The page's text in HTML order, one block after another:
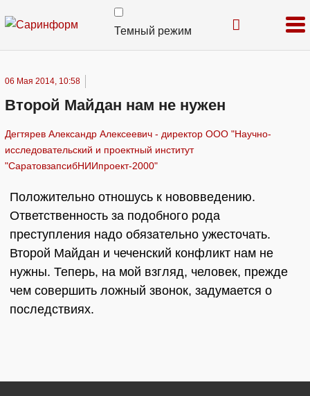
Темный режим
06 Мая 2014, 10:58
Второй Майдан нам не нужен
Дегтярев Александр Алексеевич - директор ООО "Научно-
исследовательский и проектный институт
"СаратовзапсибНИИпроект-2000"
Положительно отношусь к нововведению.
Ответственность за подобного рода
преступления надо обязательно ужесточать.
Второй Майдан и чеченский конфликт нам не
нужны. Теперь, на мой взгляд, человек, прежде
чем совершить ложный звонок, задумается о
последствиях.